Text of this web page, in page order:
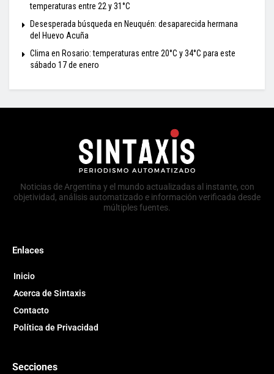
temperaturas entre 22 y 31°C
Desesperada búsqueda en Neuquén: desaparecida hermana
del Huevo Acuña
Clima en Rosario: temperaturas entre 20°C y 34°C para este
sábado 17 de enero
Noticias de Argentina y el mundo actualizadas al instante, con
objetividad, análisis automatizado e información verificada desde
múltiples fuentes.
Enlaces
Inicio
Acerca de Sintaxis
Contacto
Política de Privacidad
Secciones